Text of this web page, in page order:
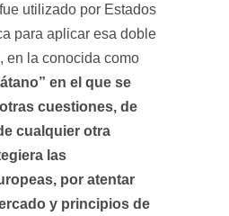
utilizado por Estados
para aplicar esa doble
en la conocida como
en el que se
cuestiones, de
cualquier otra
las
por atentar
y principios de